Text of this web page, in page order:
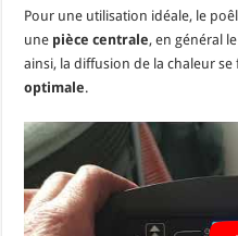
Pour une utilisation idéale, le
une pièce centrale, en général
ainsi, la diffusion de la chaleur se
optimale.